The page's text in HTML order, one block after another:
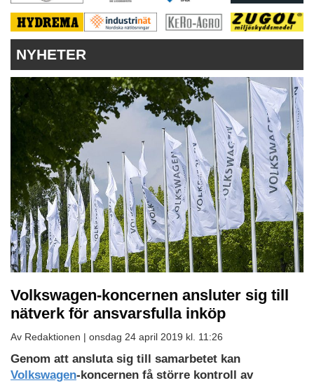
VÅRA ANDRA MAGASIN
PRENUMERERA
ANNONSERA
NYHETER
Volkswagen-koncernen ansluter sig till
nätverk för ansvarsfulla inköp
Av Redaktionen | onsdag 24 april 2019 kl. 11:26
Genom att ansluta sig till samarbetet kan
Volkswagen-koncernen få större kontroll av